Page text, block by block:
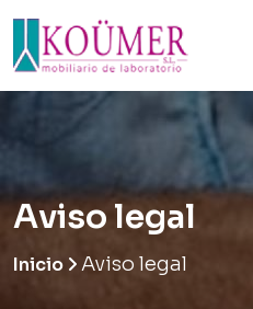
Aviso legal
Inicio Aviso legal